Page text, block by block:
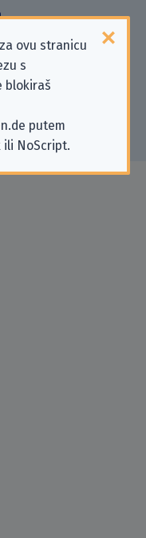
ovu stranicu
s
blokiraš
putem
NoScript.